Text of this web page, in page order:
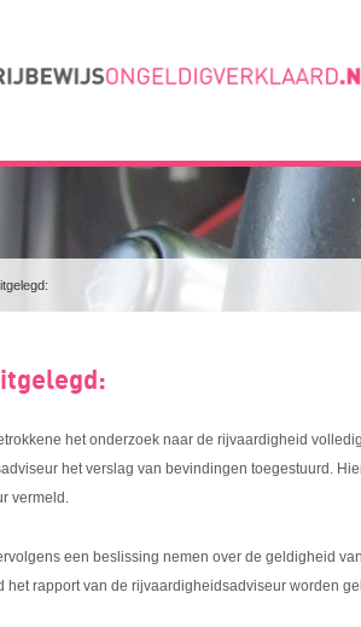
het onderzoek naar de rijvaardigheid
het verslag van bevindingen toegestuurd.
vermeld.
een beslissing nemen over de geldigheid
het rapport van de rijvaardigheidsadviseur worden